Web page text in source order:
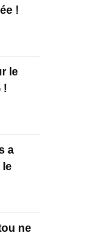
!
le
!
a
le
ne